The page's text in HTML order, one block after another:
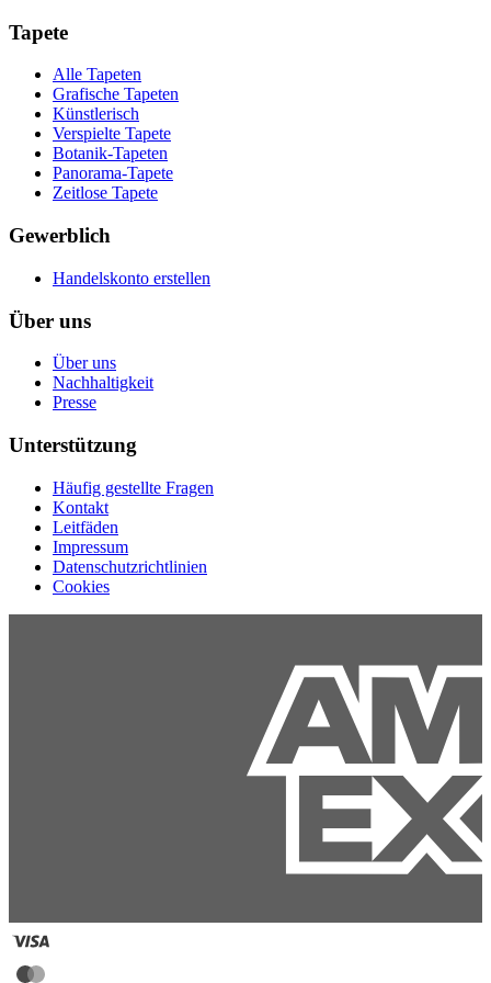
Tapete
Alle Tapeten
Grafische Tapeten
Künstlerisch
Verspielte Tapete
Botanik-Tapeten
Panorama-Tapete
Zeitlose Tapete
Gewerblich
Handelskonto erstellen
Über uns
Über uns
Nachhaltigkeit
Presse
Unterstützung
Häufig gestellte Fragen
Kontakt
Leitfäden
Impressum
Datenschutzrichtlinien
Cookies